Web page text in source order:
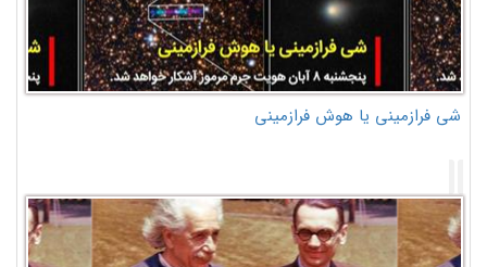
شی فرازمینی یا هوش فرازمینی